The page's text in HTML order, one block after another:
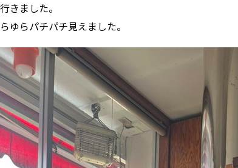
きました。
ゆらパチパチ見えました。